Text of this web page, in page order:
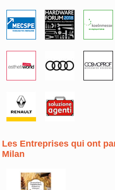
Les Entreprises qui ont
Milan